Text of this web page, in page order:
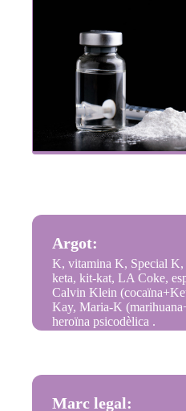
Argot:
K, vitamina K, Special K,
keta, kit-kat, LA Coke,
Calvin Klein
Kay, Maria-K
heroïna psicodèlica .
Marc legal: